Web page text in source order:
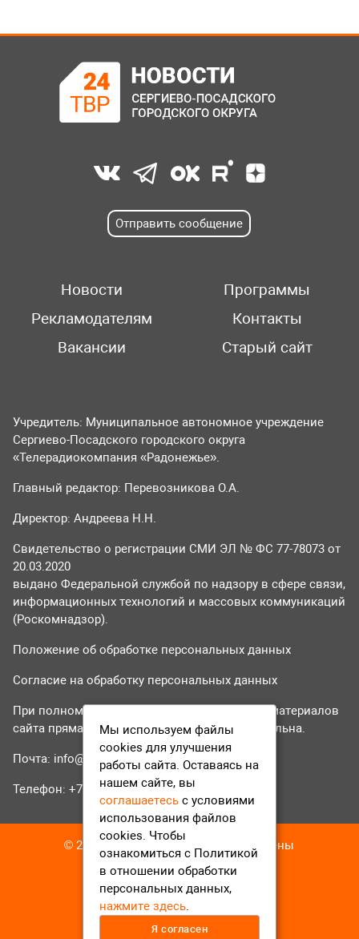
Отправить сообщение
Новости
Программы
Рекламодателям
Контакты
Вакансии
Старый сайт
Учредитель: Муниципальное автономное учреждение
Сергиево-Посадского городского округа
«Телерадиокомпания «Радонежье».
Главный редактор: Перевозникова О.А.
Директор: Андреева Н.Н.
Свидетельство о регистрации СМИ ЭЛ № ФС 77-78073 от
20.03.2020
выдано Федеральной службой по надзору в сфере связи,
информационных технологий и массовых коммуникаций
(Роскомнадзор).
Положение об обработке персональных данных
Согласие на обработку персональных данных
При полном или частичном использовании материалов
сайта прямая гиперссылка на tvr24.tv обязательна.
Почта: info@tvr24.tv
Телефон: +7 (496) 551-04-95
© 2016-2023 ТВР24 Все права защищены
Мы используем файлы
cookies для улучшения
работы сайта. Оставаясь на
нашем сайте, вы
соглашаетесь с условиями
использования файлов
cookies. Чтобы
ознакомиться с Политикой
в отношении обработки
персональных данных,
нажмите здесь.
Я согласен